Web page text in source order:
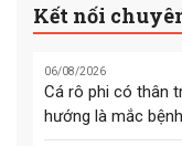
Kết nối
06/08/2026
Cá rô phi có thân
hướng là mắc